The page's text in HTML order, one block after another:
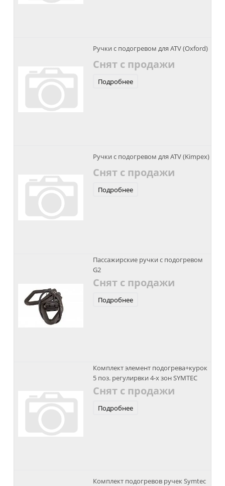
Ручки с подогревом для ATV (Oxford)
Снят с продажи
Подробнее
Ручки с подогревом для ATV (Kimpex)
Снят с продажи
Подробнее
Пассажирские ручки с подогревом
G2
Снят с продажи
Подробнее
Комплект элемент подогрева+курок
5 поз. регулирвки 4-х зон SYMTEC
Снят с продажи
Подробнее
Комплект подогревов ручек Symtec